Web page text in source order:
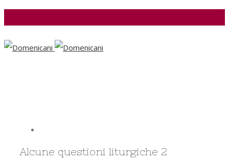
Image
Alcune questioni liturgiche 2